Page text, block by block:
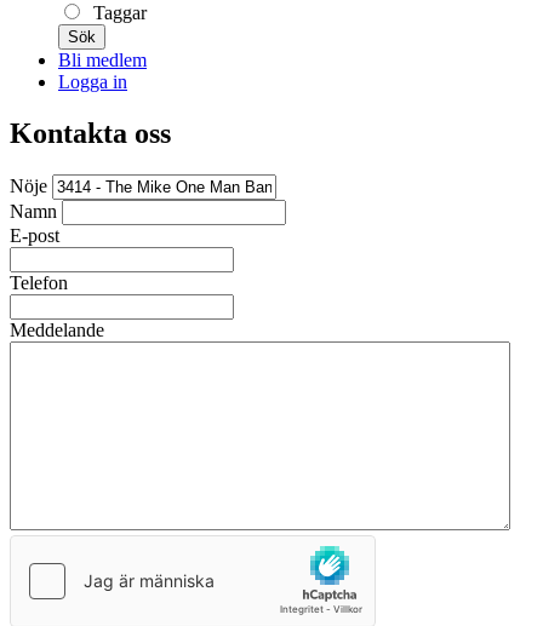
Taggar
Sök
Bli medlem
Logga in
Kontakta oss
Nöje
Namn
E-post
Telefon
Meddelande